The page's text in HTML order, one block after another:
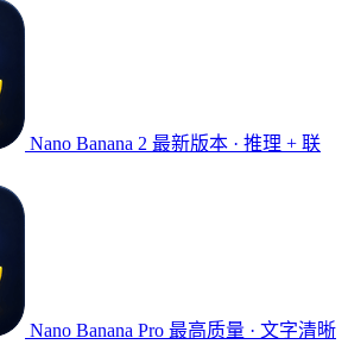
Nano Banana 2 最新版本 · 推理 + 联
Nano Banana Pro 最高质量 · 文字清晰